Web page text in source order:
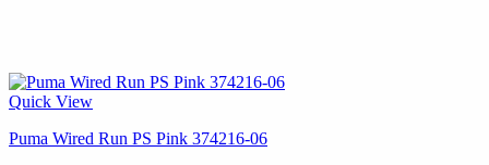
Quick View
Puma Wired Run PS Pink 374216-06